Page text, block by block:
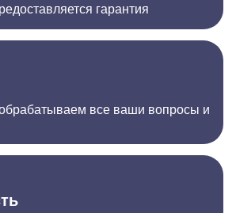
гарантия
все ваши вопросы и